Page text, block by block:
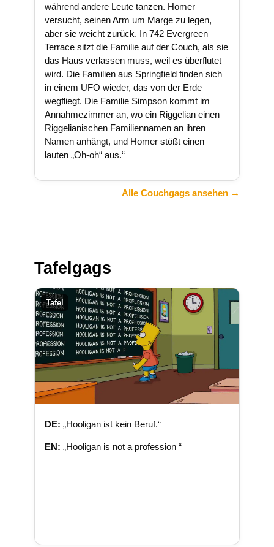
während andere Leute tanzen. Homer
versucht, seinen Arm um Marge zu legen,
aber sie weicht zurück. In 742 Evergreen
Terrace sitzt die Familie auf der Couch, als sie
das Haus verlassen muss, weil es überflutet
wird. Die Familien aus Springfield finden sich
in einem UFO wieder, das von der Erde
wegfliegt. Die Familie Simpson kommt im
Annahmezimmer an, wo ein Riggelian einen
Riggelianischen Familiennamen an ihren
Namen anhängt, und Homer stößt einen
lauten „Oh-oh“ aus.“
Alle Couchgags ansehen →
Tafelgags
Tafel
DE: „Hooligan ist kein Beruf.“
EN: „Hooligan is not a profession “